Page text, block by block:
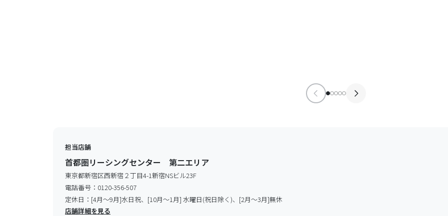
担当店舗
首都圏リーシングセンター 第二エリア
東京都新宿区西新宿２丁目4-1新宿NSビル23F
電話番号： 0120-356-507
定休日： [4月～9月]水日祝、[10月～1月] 水曜日(祝日除く)、[2月～3月]無休
店舗詳細を見る